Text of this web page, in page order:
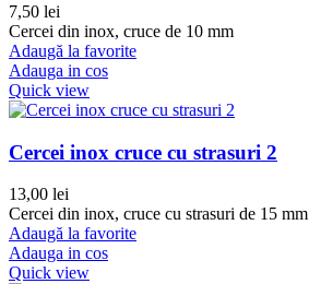
7,50 lei
Cercei din inox, cruce de 10 mm
Adaugă la favorite
Adauga in cos
Quick view
Cercei inox cruce cu strasuri 2
13,00 lei
Cercei din inox, cruce cu strasuri de 15 mm
Adaugă la favorite
Adauga in cos
Quick view